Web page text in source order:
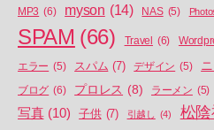
MP3 (6) myson (14) NAS (5)
SPAM (66) Travel (6)
エラー (5) スパム (7) デザイン (5)
ブログ (6) プロレス (8) ラーメン (5)
写真 (10) 子供 (7) 引越し (4) 松